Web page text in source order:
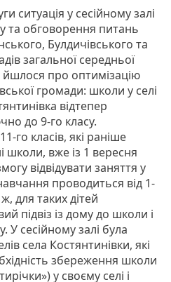
ситуація у сесійному залі
та обговорення питань
Булдичівського та
загальної середньої
йшлося про оптимізацію
громади: школи у селі
відтепер
до 9-го класу.
го класів, які раніше
школи, вже із 1 вересня
відвідувати заняття у
проводиться від 1-
для таких дітей
підвіз із дому до школи і
сесійному залі була
села Костянтинівки, які
збереження школи
у своєму селі і